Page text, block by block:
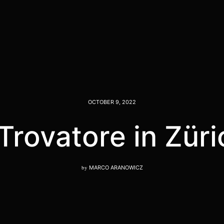
OCTOBER 9, 2022
in
by MARCO ARANOWICZ